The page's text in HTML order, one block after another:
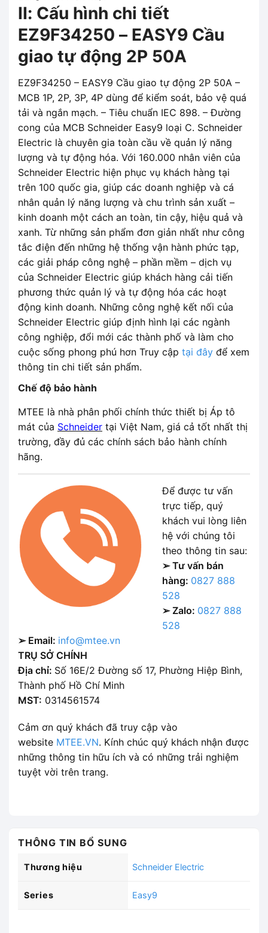
II: Cấu hình chi tiết
EZ9F34250 – EASY9 Cầu
giao tự động 2P 50A
EZ9F34250 – EASY9 Cầu giao tự động 2P 50A –
MCB 1P, 2P, 3P, 4P dùng để kiểm soát, bảo vệ quá
tải và ngắn mạch. – Tiêu chuẩn IEC 898. – Đường
cong của MCB Schneider Easy9 loại C. Schneider
Electric là chuyên gia toàn cầu về quản lý năng
lượng và tự động hóa. Với 160.000 nhân viên của
Schneider Electric hiện phục vụ khách hàng tại
trên 100 quốc gia, giúp các doanh nghiệp và cá
nhân quản lý năng lượng và chu trình sản xuất –
kinh doanh một cách an toàn, tin cậy, hiệu quả và
xanh. Từ những sản phẩm đơn giản nhất như công
tắc điện đến những hệ thống vận hành phức tạp,
các giải pháp công nghệ – phần mềm – dịch vụ
của Schneider Electric giúp khách hàng cải tiến
phương thức quản lý và tự động hóa các hoạt
động kinh doanh. Những công nghệ kết nối của
Schneider Electric giúp định hình lại các ngành
công nghiệp, đổi mới các thành phố và làm cho
cuộc sống phong phú hơn Truy cập tại đây để xem
thông tin chi tiết sản phẩm.
Chế độ bảo hành
MTEE là nhà phân phối chính thức thiết bị Áp tô
mát của Schneider tại Việt Nam, giá cả tốt nhất thị
trường, đầy đủ các chính sách bảo hành chính
hãng.
Để được tư vấn
trực tiếp, quý
khách vui lòng liên
hệ với chúng tôi
theo thông tin sau:
➢ Tư vấn bán
hàng: 0827 888
528
➢ Zalo: 0827 888
528
➢ Email: info@mtee.vn
TRỤ SỞ CHÍNH
Địa chỉ: Số 16E/2 Đường số 17, Phường Hiệp Bình,
Thành phố Hồ Chí Minh
MST: 0314561574
Cảm ơn quý khách đã truy cập vào
website MTEE.VN. Kính chúc quý khách nhận được
những thông tin hữu ích và có những trải nghiệm
tuyệt vời trên trang.
THÔNG TIN BỔ SUNG
Thương hiệu Schneider Electric
Series Easy9